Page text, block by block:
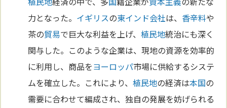
力となった。 イギリスの東インド会社は、 香辛料や
茶の貿易で巨大な利益を上げ、植民地統治にも深く
関与した。このような企業は、現地の資源を効率的
に利用し、商品をヨーロッパ市場に供給するシステ
ムを確立した。これにより、植民地の経済は本国の
需要に合わせて編成され、独自の発展を妨げられる